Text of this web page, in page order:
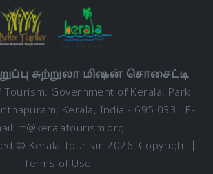
சுற்றுலா மிஷன் சொசைட்டி
Government of Kerala, Park
Kerala, India - 695 033 E-
rt@keralatourism.org
© Kerala Tourism 2026. Copyright
Terms of Use.